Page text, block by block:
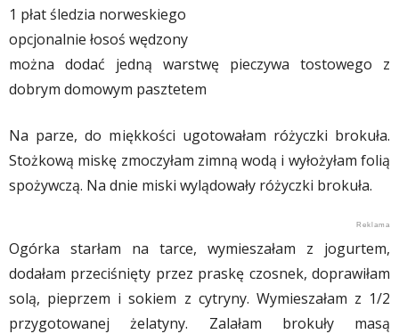
1 płat śledzia norweskiego
opcjonalnie łosoś wędzony
można dodać jedną warstwę pieczywa tostowego z
dobrym domowym pasztetem
Na parze, do miękkości ugotowałam różyczki brokuła.
Stożkową miskę zmoczyłam zimną wodą i wyłożyłam folią
spożywczą. Na dnie miski wylądowały różyczki brokuła.
Ogórka starłam na tarce, wymieszałam z jogurtem,
dodałam przeciśnięty przez praskę czosnek, doprawiłam
solą, pieprzem i sokiem z cytryny. Wymieszałam z 1/2
przygotowanej żelatyny. Zalałam brokuły masą